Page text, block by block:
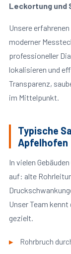
Leckortung und
Unsere
moderner
professioneller
lokalisieren und
Transparenz,
im Mittelpunkt.
Typische
Apfelhofen
In vielen
auf: alte
Unser Team
gezielt.
Rohrbruch